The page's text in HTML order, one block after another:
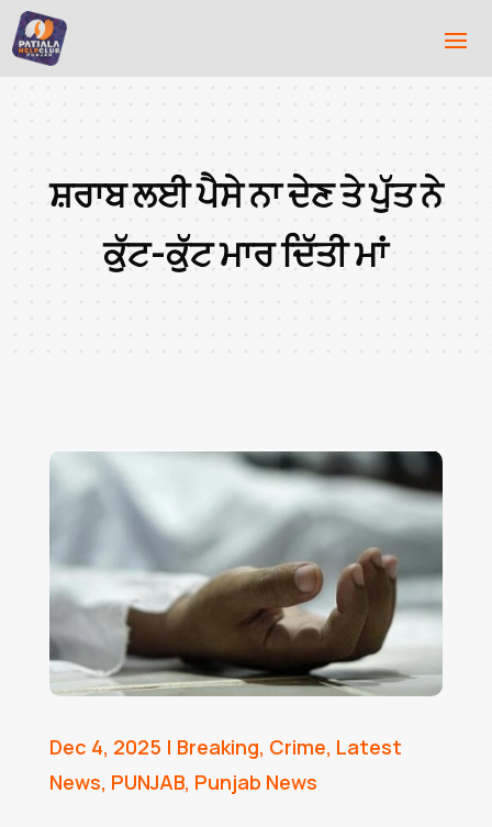
ਸ਼ਰਾਬ ਲਈ ਪੈਸੇ ਨਾ ਦੇਣ ਤੇ ਪੁੱਤ ਨੇ
ਕੁੱਟ-ਕੁੱਟ ਮਾਰ ਦਿੱਤੀ ਮਾਂ
Dec 4, 2025 | Breaking, Crime, Latest
News, PUNJAB, Punjab News